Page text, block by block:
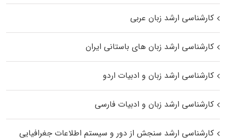
کارشناسی ارشد زبان عربی
کارشناسی ارشد زبان‌ های باستانی ایران
کارشناسی ارشد زبان و ادبیات اردو
کارشناسی ارشد زبان و ادبیات فارسی
کارشناسی ارشد سنجش از دور و سیستم اطلاعات جغرافیایی